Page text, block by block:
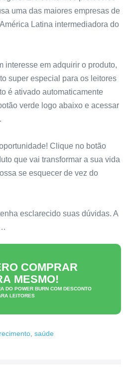
uma das maiores empresas de
Latina intermediadora do
interesse em adquirir o produto,
super especial para os leitores
é ativado automaticamente
verde logo abaixo e acessar
Clique no botão
que vai transformar a sua vida
se esquecer de vez do
esclarecido suas dúvidas. A
COMPRAR
MESMO!
DO POWER BURN COM DESCONTO
LEITORES
saúde